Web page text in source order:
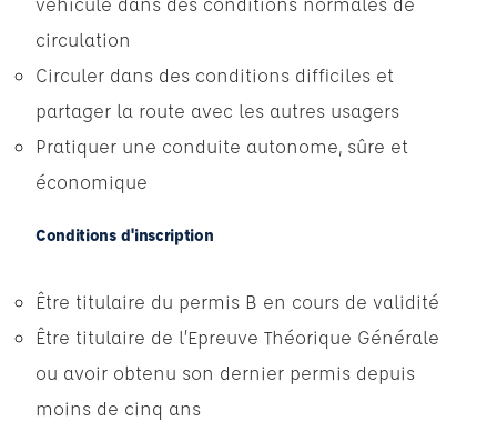
circulation
Circuler dans des conditions difficiles et
partager la route avec les autres usagers
Pratiquer une conduite autonome, sûre et
économique
Conditions d'inscription
Être titulaire du permis B en cours de validité
Être titulaire de l’Epreuve Théorique Générale
ou avoir obtenu son dernier permis depuis
moins de cinq ans